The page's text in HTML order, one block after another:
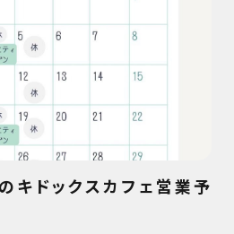
キドックスカフェ営業予